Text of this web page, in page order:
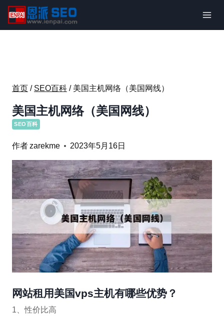
内
首页 / SEO百科 / 美国主机网络（美国网线）
美国主机网络（美国网线）
SEO百科
作者zarekme 2023年5月16日
网站租用美国vps主机有哪些优势？
1、性价比高